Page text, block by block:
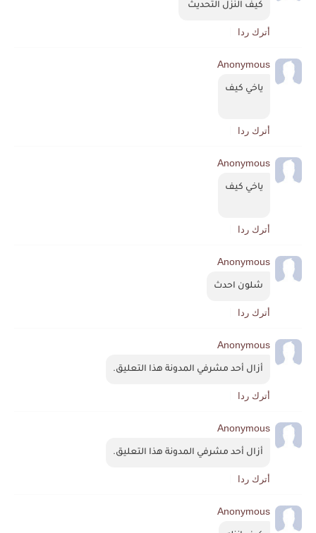
كيف النزل التحديث
أترك ردا
Anonymous
ياخي كيف
أترك ردا
Anonymous
ياخي كيف
أترك ردا
Anonymous
شلون احدث
أترك ردا
Anonymous
أزال أحد مشرفي المدونة هذا التعليق.
أترك ردا
Anonymous
أزال أحد مشرفي المدونة هذا التعليق.
أترك ردا
Anonymous